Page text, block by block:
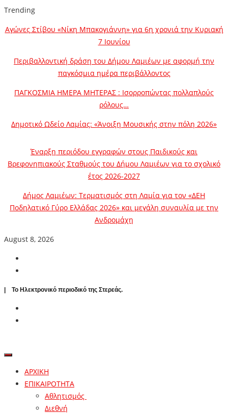
Trending
Αγώνες Στίβου «Νίκη Μπακογιάννη» για 6η χρονιά την Κυριακή
7 Ιουνίου
Περιβαλλοντική δράση του Δήμου Λαμιέων με αφορμή την
παγκόσμια ημέρα περιβάλλοντος
ΠΑΓΚΟΣΜΙΑ ΗΜΕΡΑ ΜΗΤΕΡΑΣ : Ισορροπώντας πολλαπλούς
ρόλους…
Δημοτικό Ωδείο Λαμίας: «Άνοιξη Μουσικής στην πόλη 2026»
Έναρξη περιόδου εγγραφών στους Παιδικούς και
Βρεφονηπιακούς Σταθμούς του Δήμου Λαμιέων για το σχολικό
έτος 2026-2027
Δήμος Λαμιέων: Τερματισμός στη Λαμία για τον «ΔΕΗ
Ποδηλατικό Γύρο Ελλάδας 2026» και μεγάλη συναυλία με την
Ανδρομάχη
August 8, 2026
| To Ηλεκτρονικό περιοδικό της Στερεάς.
ΑΡΧΙΚΗ
ΕΠΙΚΑΙΡΟΤΗΤΑ
Αθλητισμός
Διεθνή